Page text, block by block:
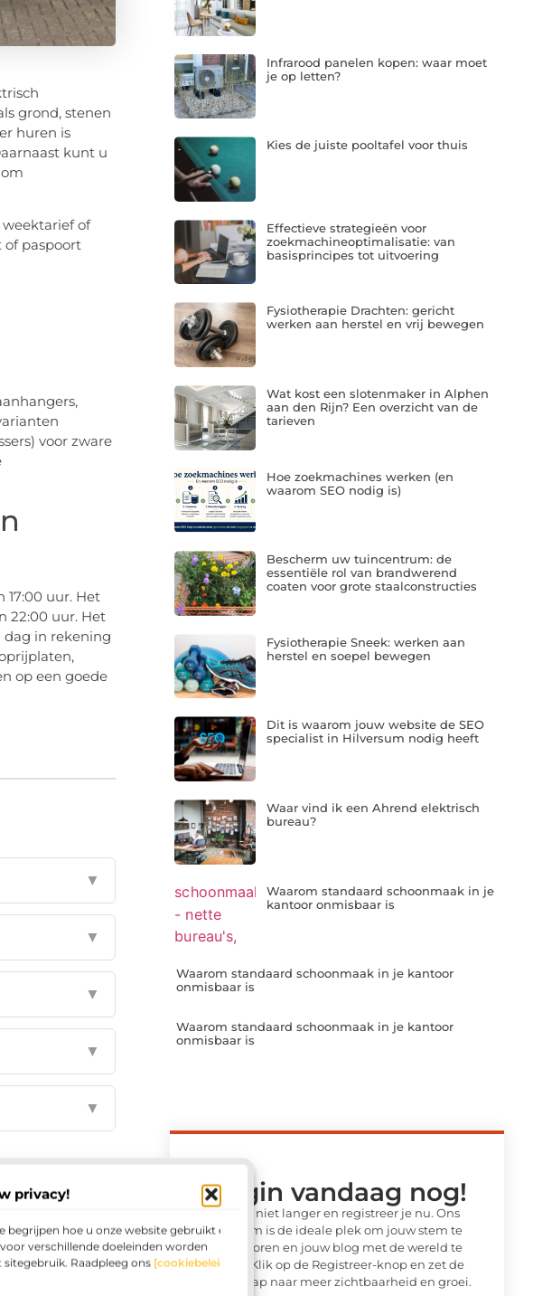
privacy!
hoe u onze website gebruikt en
verschillende doeleinden worden
Raadpleeg ons [cookiebeleid]
grond, stenen
huren is
kunt u
of
of paspoort
voor zware
uur. Het
22:00 uur. Het
dag in rekening
op een goede
▼
▼
▼
▼
▼
en dan moet je
Infrarood panelen kopen: waar moet
je op letten?
Kies de juiste pooltafel voor thuis
Effectieve strategieën voor
zoekmachineoptimalisatie: van
basisprincipes tot uitvoering
Fysiotherapie Drachten: gericht
werken aan herstel en vrij bewegen
Wat kost een slotenmaker in Alphen
aan den Rijn? Een overzicht van de
tarieven
Hoe zoekmachines werken (en
waarom SEO nodig is)
Bescherm uw tuincentrum: de
essentiële rol van brandwerend
coaten voor grote staalconstructies
Fysiotherapie Sneek: werken aan
herstel en soepel bewegen
Dit is waarom jouw website de SEO
specialist in Hilversum nodig heeft
Waar vind ik een Ahrend elektrisch
bureau?
Waarom standaard schoonmaak in je
kantoor onmisbaar is
Waarom standaard schoonmaak in je kantoor
onmisbaar is
Waarom standaard schoonmaak in je kantoor
onmisbaar is
Begin vandaag nog!
Wacht niet langer en registreer je nu. Ons
platform is de ideale plek om jouw stem te
laten horen en jouw blog met de wereld te
delen. Klik op de Registreer-knop en zet de
eerste stap naar meer zichtbaarheid en groei.